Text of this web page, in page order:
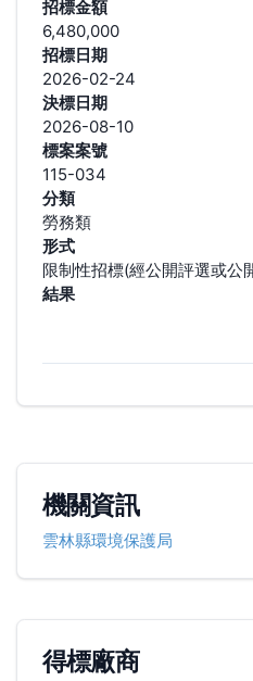
招標金額
6,480,000
招標日期
2026-02-24
決標日期
2026-08-10
標案案號
115-034
分類
勞務類
形式
限制性招標(經公開評選或公
結果
機關資訊
雲林縣環境保護局
得標廠商